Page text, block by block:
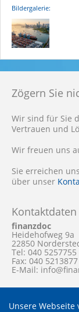
Bildergalerie:
Zögern Sie
Wir sind für Sie
Vertrauen und
Wir freuen uns
Sie erreichen
über unser
Kontaktdaten
finanzdoc
Heidehofweg 9a
22850
Tel: 040 5257755
Fax: 040 5213877
E-Mail:
Unsere